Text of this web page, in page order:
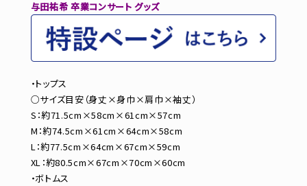
与田祐希 卒業コンサート グッズ
・トップス
○サイズ目安（身丈×身巾×肩巾×袖丈）
S：約71.5cm×58cm×61cm×57cm
M：約74.5cm×61cm×64cm×58cm
L：約77.5cm×64cm×67cm×59cm
XL：約80.5cm×67cm×70cm×60cm
・ボトムス